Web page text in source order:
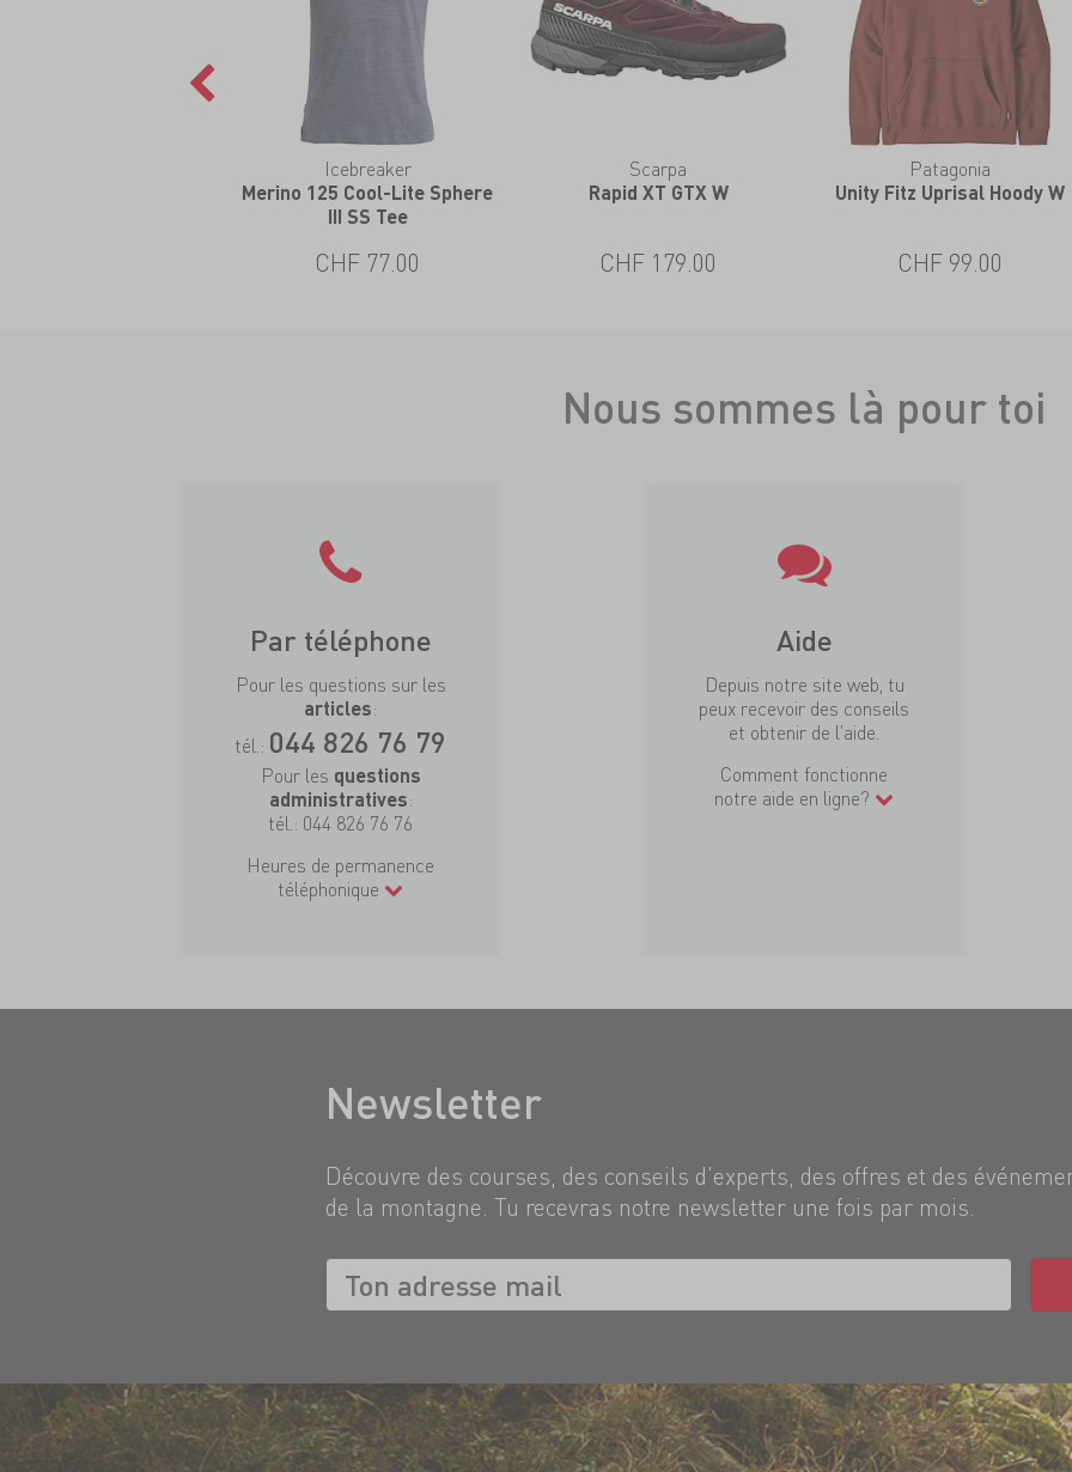
Icebreaker
Merino 125 Cool-Lite Sphere
III SS Tee
CHF 77.00
Scarpa
Rapid XT GTX W
CHF 179.00
Patagonia
Unity Fitz Uprisal Hoody W
CHF 99.00
Nous sommes là pour toi
Par téléphone
Pour les questions sur les
articles:
tél.: 044 826 76 79
Pour les questions
administratives:
tél.: 044 826 76 76
Heures de permanence
téléphonique
Aide
Depuis notre site web, tu
peux recevoir des conseils
et obtenir de l'aide.
Comment fonctionne
notre aide en ligne?
Newsletter
Découvre des courses, des conseils d'experts, des offres et des
de la montagne. Tu recevras notre newsletter une fois par mois.